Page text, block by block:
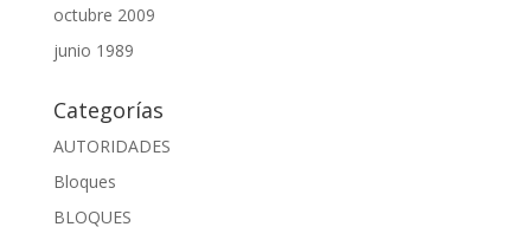
octubre 2009
junio 1989
Categorías
AUTORIDADES
Bloques
BLOQUES